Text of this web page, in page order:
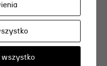
gościni – Joanna
jej ulubioną
„Nawiedzony
Będzie trochę
wszystko